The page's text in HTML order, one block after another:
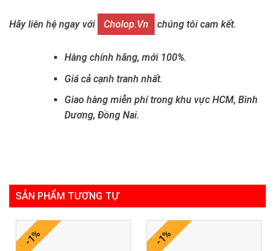
Hãy liên hệ ngay với Cholop.vn chúng tôi cam kết.
Hàng chính hãng, mới 100%.
Giá cả cạnh tranh nhất.
Giao hàng miễn phí trong khu vực HCM, Bình
Dương, Đồng Nai.
SẢN PHẨM TƯƠNG TỰ
-1% -1%